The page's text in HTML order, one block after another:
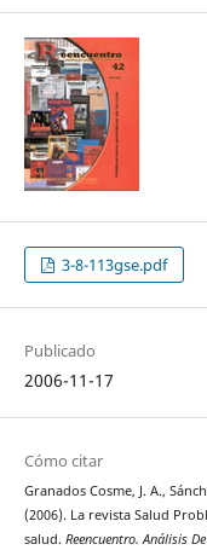
3-8-113gse.pdf
Publicado
2006-11-17
Cómo citar
Granados Cosme, J. A.,
(2006). La revista Salud
salud. Reencuentro. Análisis